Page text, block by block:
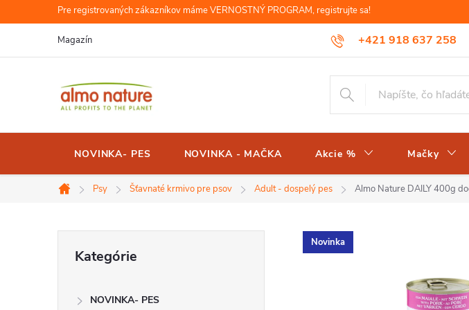
na
Pre registrovaných zákazníkov máme VERNOSTNÝ PROGRAM, registrujte sa!
+421 918 637 258
Magazín
NOVINKA- PES NOVINKA - MAČKA Akcie % Mačky
Domov
Psy Šťavnaté krmivo pre psov Adult - dospelý pes Almo Nature DAILY 400g
kategórie
Kategórie
NOVINKA- PES
Novinka